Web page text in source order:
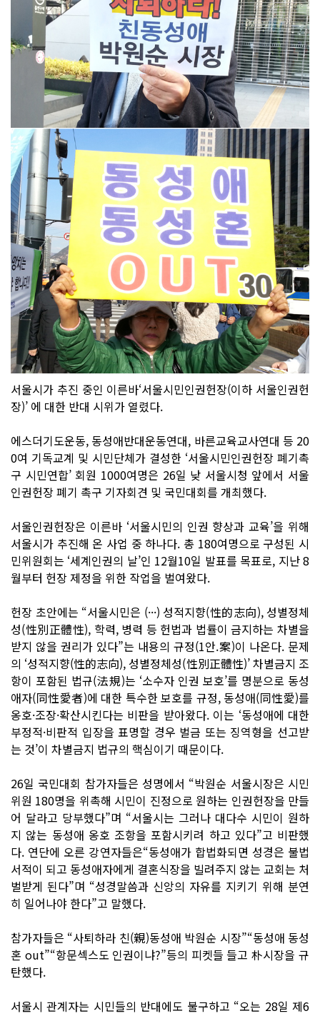
서울시가 추진 중인 이른바‘서울시민인권헌장(이하 서울인권헌
장)’ 에 대한 반대 시위가 열렸다.
에스더기도운동, 동성애반대운동연대, 바른교육교사연대 등 20
0여 기독교계 및 시민단체가 결성한 ‘서울시민인권헌장 폐기촉
구 시민연합’ 회원 1000여명은 26일 낮 서울시청 앞에서 서울
인권헌장 폐기 촉구 기자회견 및 국민대회를 개최했다.
서울인권헌장은 이른바 ‘서울시민의 인권 향상과 교육’을 위해
서울시가 추진해 온 사업 중 하나다. 총 180여명으로 구성된 시
민위원회는 ‘세계인권의 날’인 12월10일 발표를 목표로, 지난 8
월부터 헌장 제정을 위한 작업을 벌여왔다.
헌장 초안에는 “서울시민은 (···) 성적지향(性的志向), 성별정체
성(性別正體性), 학력, 병력 등 헌법과 법률이 금지하는 차별을
받지 않을 권리가 있다”는 내용의 규정(1안.案)이 나온다. 문제
의 ‘성적지향(性的志向), 성별정체성(性別正體性)’ 차별금지 조
항이 포함된 법규(法規)는 ‘소수자 인권 보호’를 명분으로 동성
애자(同性愛者)에 대한 특수한 보호를 규정, 동성애(同性愛)를
옹호·조장·확산시킨다는 비판을 받아왔다. 이는 ‘동성애에 대한
부정적·비판적 입장을 표명할 경우 벌금 또는 징역형을 선고받
는 것’이 차별금지 법규의 핵심이기 때문이다.
26일 국민대회 참가자들은 성명에서 “박원순 서울시장은 시민
위원 180명을 위촉해 시민이 진정으로 원하는 인권헌장을 만들
어 달라고 당부했다”며 “서울시는 그러나 대다수 시민이 원하
지 않는 동성애 옹호 조항을 포함시키려 하고 있다”고 비판했
다. 연단에 오른 강연자들은“동성애가 합법화되면 성경은 불법
서적이 되고 동성애자에게 결혼식장을 빌려주지 않는 교회는 처
벌받게 된다”며 “성경말씀과 신앙의 자유를 지키기 위해 분연
히 일어나야 한다”고 말했다.
참가자들은 “사퇴하라 친(親)동성애 박원순 시장”“동성애 동성
혼 out”“항문섹스도 인권이냐?”등의 피켓들 들고 朴시장을 규
탄했다.
서울시 관계자는 시민들의 반대에도 불구하고 “오는 28일 제6